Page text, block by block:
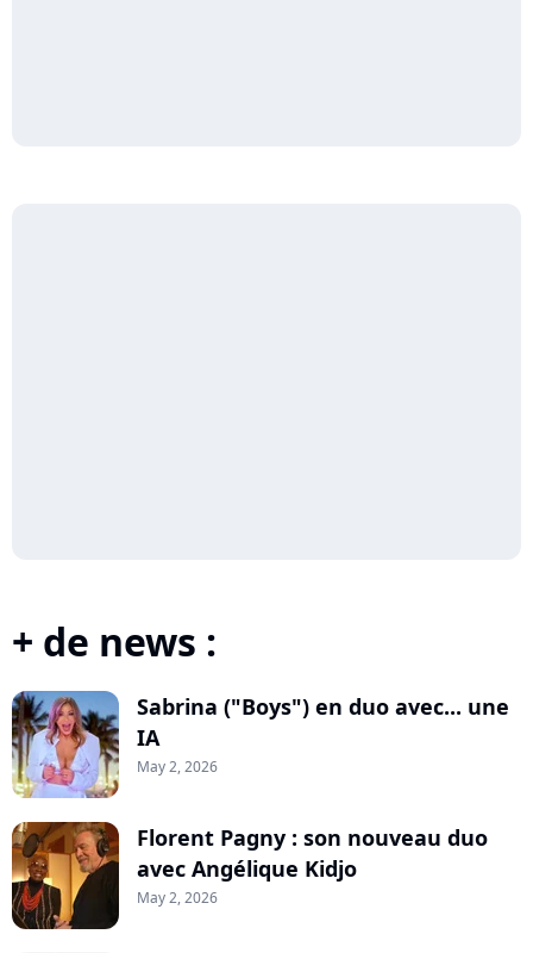
+ de news :
Sabrina ("Boys") en duo avec... une
IA
May 2, 2026
Florent Pagny : son nouveau duo
avec Angélique Kidjo
May 2, 2026